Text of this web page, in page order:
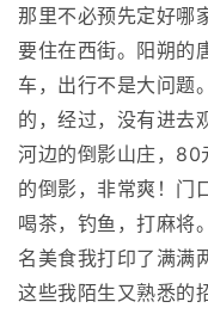
那里不必预先定好哪
要住在西街。阳朔的
车，出行不是大问题
的，经过，没有进去
河边的倒影山庄，
的倒影，非常爽！门
喝茶，钓鱼，打麻将
名美食我打印了满满
这些我陌生又熟悉的